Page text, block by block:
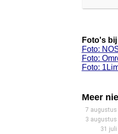
Foto's
Foto:
Foto:
Foto:
Meer
7 augustus
3 augustus
31